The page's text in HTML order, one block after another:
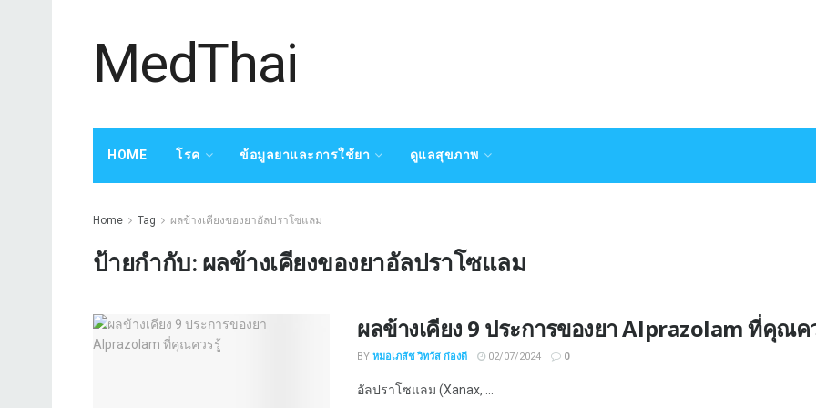
MedThai
HOME โรค ข้อมูลยาและการใช้ยา ดูแลสุขภาพ
Home Tag ผลข้างเคียงของยาอัลปราโซแลม
ป้ายกำกับ: ผลข้างเคียงของยาอัลปราโซแลม
ผลข้างเคียง 9 ประการของยา Alprazolam ที่คุณค
BY หมอเภสัช วิทวัส ก๋องดี 02/07/2024 0
อัลปราโซแลม (Xanax, ...